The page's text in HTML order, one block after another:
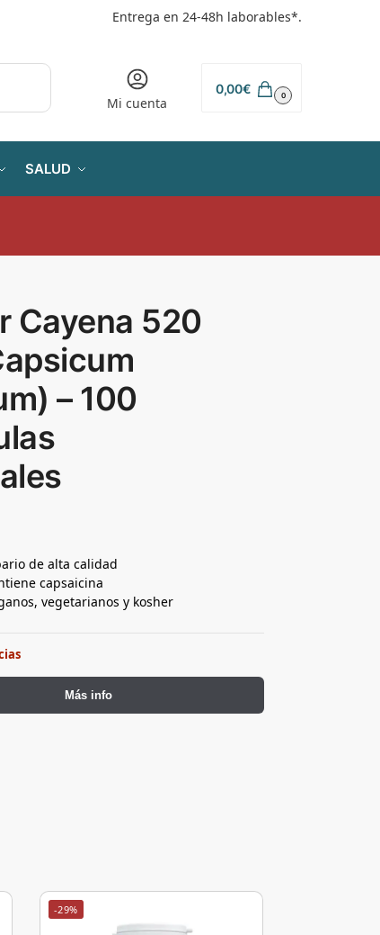
Entrega en 24-48h laborables*.
Mi cuenta
0,00€ 0
SALUD
Cayena 520
– 100
de alta calidad
capsaicina
vegetarianos y kosher
Más info
-29%